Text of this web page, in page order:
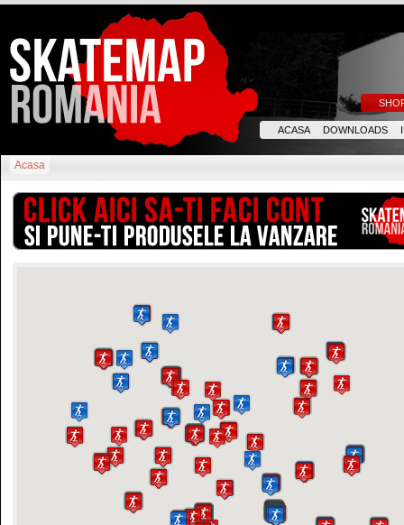
ACASA DOWNLOADS
Acasa